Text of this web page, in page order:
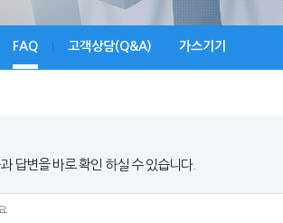
FAQ 고객상담(Q&A) 가스기기
답변을 바로 확인 하실 수 있습니다.